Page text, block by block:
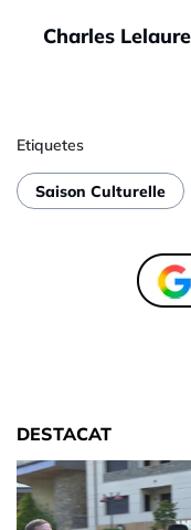
Charles
Etiquetes
Saison Culturelle
DESTACAT